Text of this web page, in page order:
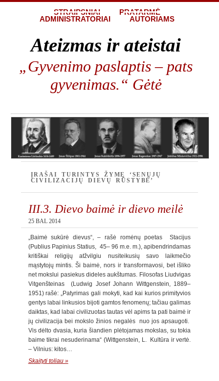
STRAIPSNIAI
PRATARMĖ
ADMINISTRATORIAI
AUTORIAMS
Ateizmas ir ateistai
„Gyvenimo paslaptis – pats
gyvenimas.“ Gėtė
ĮRAŠAI TURINTYS ŽYMĘ ‘SENŲJŲ
CIVILIZACIJŲ DIEVŲ RŪSTYBĖ’
III.3. Dievo baimė ir dievo meilė
25 BAL 2014
„Baimė sukūrė dievus“, – rašė romėnų poetas Stacijus
(Publius Papinius Statius, 45– 96 m.e. m.), apibendrindamas
kritiškai religijų atžvilgiu nusiteikusių savo laikmečio
mąstytojų mintis. Ši baimė, nors ir transformavosi, bet išliko
net mokslui pasiekus dideles aukštumas. Filosofas Liudvigas
Vitgenšteinas (Ludwig Josef Johann Wittgenstein, 1889–
1951) rašė: „Patyrimas gali mokyti, kad kai kurios primityvios
gentys labai linkusios bijoti gamtos fenomenų; tačiau galimas
daiktas, kad labai civilizuotas tautas vėl apims ta pati baimė ir
jų civilizacija bei mokslo žinios negalės nuo jos apsaugoti.
Vis dėlto dvasia, kuria šiandien plėtojamas mokslas, su tokia
baime tikrai nesuderinama“ (Wittgenstein, L. Kultūra ir vertė.
– Vilnius: kitos…
Skaityti toliau »